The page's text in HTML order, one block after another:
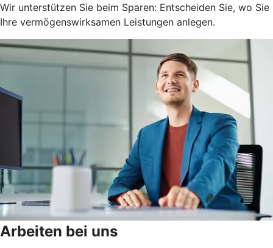
Wir unterstützen Sie beim Sparen: Entscheiden Sie, wo Sie
Ihre vermögenswirksamen Leistungen anlegen.
Arbeiten bei uns